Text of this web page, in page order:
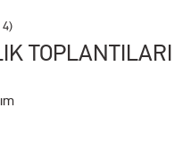
4)
TOPLANTILARI